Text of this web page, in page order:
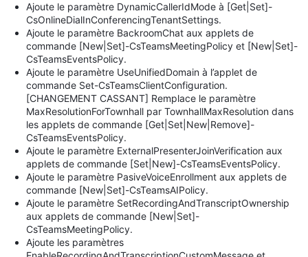
Ajoute le paramètre DynamicCallerIdMode à [Get|Set]-
CsOnlineDialInConferencingTenantSettings.
Ajoute le paramètre BackroomChat aux applets de
commande [New|Set]-CsTeamsMeetingPolicy et [New|Set]-
CsTeamsEventsPolicy.
Ajoute le paramètre UseUnifiedDomain à l’applet de
commande Set-CsTeamsClientConfiguration.
[CHANGEMENT CASSANT] Remplace le paramètre
MaxResolutionForTownhall par TownhallMaxResolution dans
les applets de commande [Get|Set|New|Remove]-
CsTeamsEventsPolicy.
Ajoute le paramètre ExternalPresenterJoinVerification aux
applets de commande [Set|New]-CsTeamsEventsPolicy.
Ajoute le paramètre PasiveVoiceEnrollment aux applets de
commande [New|Set]-CsTeamsAIPolicy.
Ajoute le paramètre SetRecordingAndTranscriptOwnership
aux applets de commande [New|Set]-
CsTeamsMeetingPolicy.
Ajoute les paramètres